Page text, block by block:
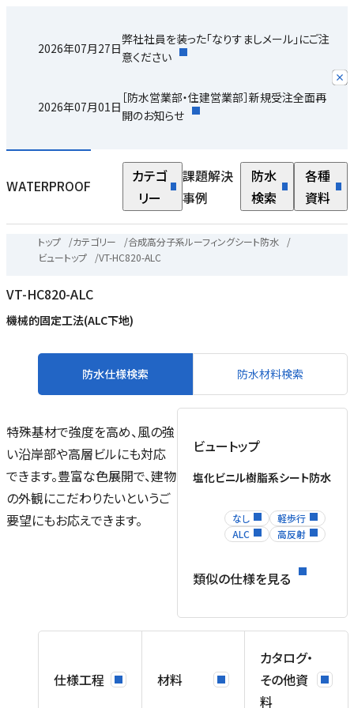
2026年07月27日
弊社社員を装った「なりすましメール」にご注
意ください
2026年07月01日
［防水営業部・住建営業部］新規受注全面再
開のお知らせ
WATERPROOF
カテゴ
リー
課題解決
事例
防水
検索
各種
資料
トップ /カテゴリー /合成高分子系ルーフィングシート防水
/
ビュートップ
/VT-HC820-ALC
VT-HC820-ALC
機械的固定工法(ALC下地)
防水仕様検索 防水材料検索
特殊基材で強度を高め、風の強
い沿岸部や高層ビルにも対応
できます。豊富な色展開で、建物
の外観にこだわりたいというご
要望にもお応えできます。
ビュートップ
塩化ビニル樹脂系シート防水
なし
軽歩行
ALC
高反射
類似の仕様を見る
仕様工程 材料
カタログ・
その他資
料